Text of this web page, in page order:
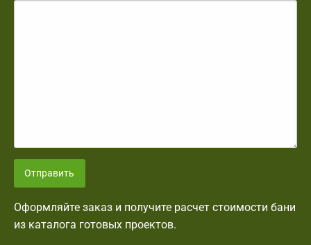
Отправить
Оформляйте заказ и получите расчет стоимости бани
из каталога готовых проектов.